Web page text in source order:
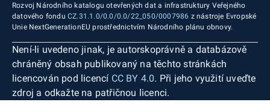
Rozvoj Národního katalogu otevřených dat a infrastruktury Veřejného
datového fondu CZ.31.1.0/0.0/0.0/22_050/0007986 z nástroje Evropské
Unie NextGenerationEU prostřednictvím Národního plánu obnovy.
Není-li uvedeno jinak, je autorskoprávně a databázově
chráněný obsah publikovaný na těchto stránkách
licencován pod licencí CC BY 4.0. Při jeho využití uveďte
zdroj a odkažte na patřičnou licenci.